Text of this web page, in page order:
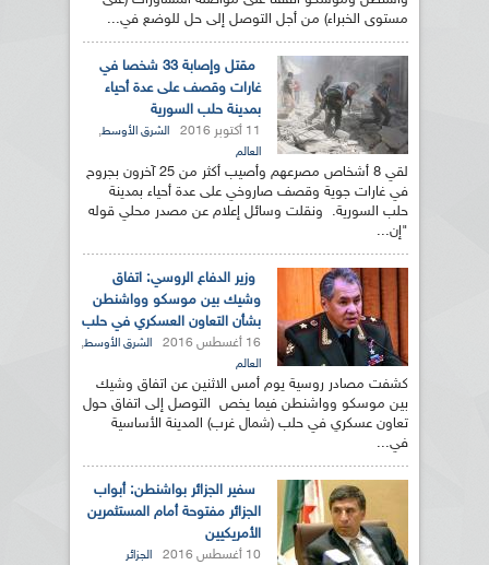
مستوى الخبراء) من أجل التوصل إلى حل للوضع في...
مقتل وإصابة 33 شخصا في
غارات وقصف على عدة أحياء
بمدينة حلب السورية
11 أكتوبر 2016 الشرق الأوسط,
العالم
لقي 8 أشخاص مصرعهم وأصيب أكثر من 25 آخرون بجروح
في غارات جوية وقصف صاروخي على عدة أحياء بمدينة
حلب السورية. ونقلت وسائل إعلام عن مصدر محلي قوله
"إن...
وزير الدفاع الروسي: اتفاق
وشيك بين موسكو وواشنطن
بشأن التعاون العسكري في حلب
16 أغسطس 2016 الشرق الأوسط,
العالم
كشفت مصادر روسية يوم أمس الاثنين عن اتفاق وشيك
بين موسكو وواشنطن فيما يخص التوصل إلى اتفاق حول
تعاون عسكري في حلب (شمال غرب) المدينة الأساسية
في...
سفير الجزائر بواشنطن: أبواب
الجزائر مفتوحة أمام المستثمرين
الأمريكيين
10 أغسطس 2016 الجزائر